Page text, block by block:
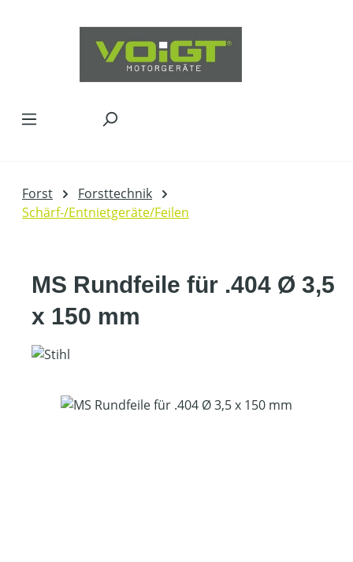
Forst
Forsttechnik
Schärf-/Entnietgeräte/Feilen
MS Rundfeile für .404 Ø 3,5
x 150 mm
Bildergalerie überspringen